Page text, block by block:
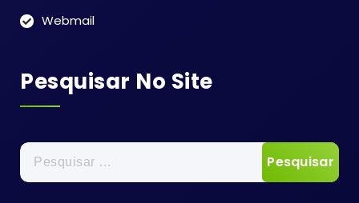
Webmail
Pesquisar No Site
Pesquisar
por: